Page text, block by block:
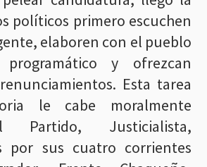
políticos primero escuchen
elaboren con el pueblo
y ofrezcan
Esta tarea
le cabe moralmente
Partido, Justicialista,
por sus cuatro corrientes